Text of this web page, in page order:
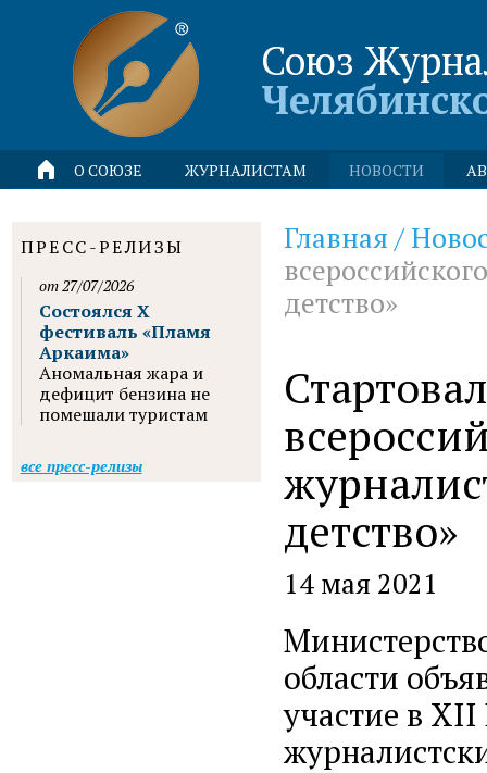
Союз
О СОЮЗЕ ЖУРНАЛИСТАМ НОВОСТИ
Главная /
детство»
детство»
14 мая 2021
области
участие в XII
ПРЕСС-РЕЛИЗЫ
от 27/07/2026
Состоялся X
фестиваль «Пламя
Аркаима»
Аномальная жара и
дефицит бензина не
помешали туристам
все пресс-релизы